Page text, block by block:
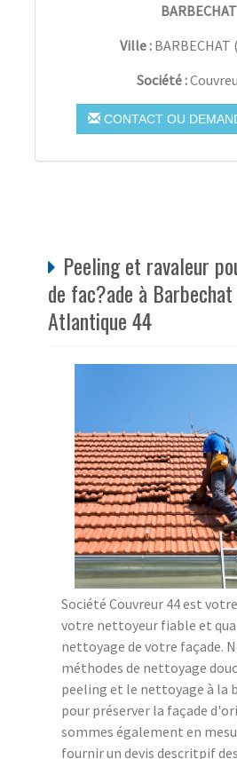
BARBECHAT
Ville : BARBECHAT (
Société :
CONTACT OU
Peeling et ravaleur
de fac?ade à
Atlantique 44
Société Couvreur 44 est
votre nettoyeur fiable et
nettoyage de votre façade.
méthodes de nettoyage
peeling et le nettoyage à la
pour préserver la façade
sommes également en
fournir un devis descritpif